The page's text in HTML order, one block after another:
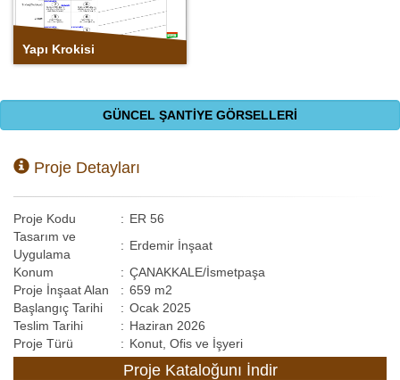
Yapı Krokisi
GÜNCEL ŞANTİYE GÖRSELLERİ
Proje Detayları
Proje Kodu : ER 56
Tasarım ve
Uygulama
: Erdemir İnşaat
Konum
: ÇANAKKALE/İsmetpaşa
Proje İnşaat Alan
: 659 m2
Başlangıç Tarihi
: Ocak 2025
Teslim Tarihi
: Haziran 2026
Proje Türü
: Konut, Ofis ve İşyeri
Proje Kataloğunı İndir